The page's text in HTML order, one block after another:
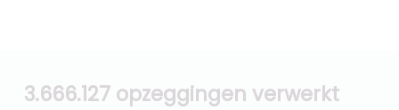
3.666.127 opzeggingen verwerkt